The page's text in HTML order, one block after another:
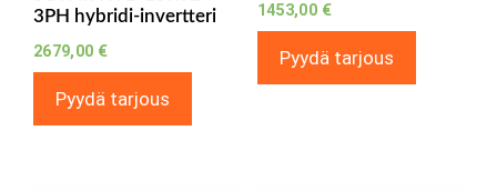
3PH hybridi-invertteri
2679,00 €
Pyydä tarjous
1453,00 €
Pyydä tarjous